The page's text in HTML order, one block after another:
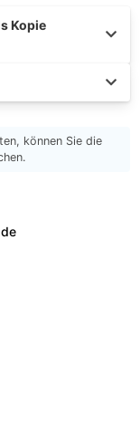
Kopie
können Sie die